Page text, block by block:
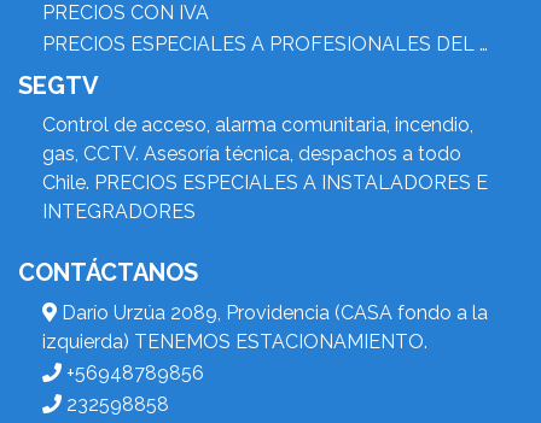
PRECIOS CON IVA
PRECIOS ESPECIALES A PROFESIONALES DEL RUBRO
SEGTV
Control de acceso, alarma comunitaria, incendio,
gas, CCTV. Asesoría técnica, despachos a todo
Chile. PRECIOS ESPECIALES A INSTALADORES E
INTEGRADORES
CONTÁCTANOS
Darío Urzúa 2089, Providencia (CASA fondo a la
izquierda) TENEMOS ESTACIONAMIENTO.
+56948789856
232598858